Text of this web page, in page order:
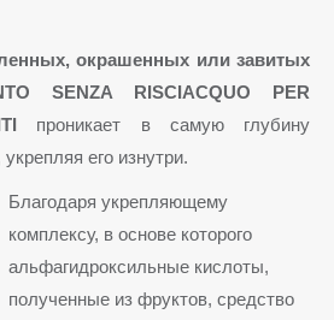
окрашенных или завитых
SENZA RISCIACQUO PER
проникает в самую глубину
его изнутри.
Благодаря укрепляющему
комплексу, в основе которого
альфагидроксильные кислоты,
полученные из фруктов, средство